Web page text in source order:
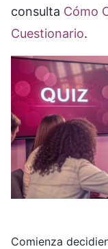
consulta Cómo
Cuestionario.
Comienza